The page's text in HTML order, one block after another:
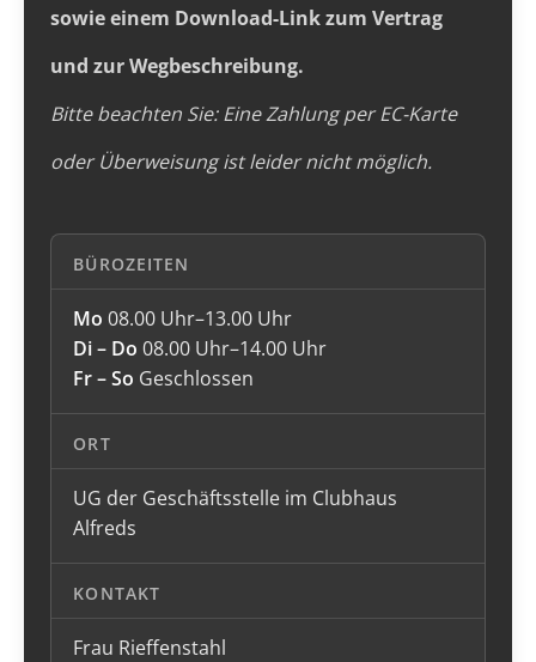
sowie einem Download-Link zum Vertrag
und zur Wegbeschreibung.
Bitte beachten Sie: Eine Zahlung per EC-Karte
oder Überweisung ist leider nicht möglich.
BÜROZEITEN
Mo 08.00 Uhr–13.00 Uhr
Di – Do 08.00 Uhr–14.00 Uhr
Fr – So Geschlossen
ORT
UG der Geschäftsstelle im Clubhaus
Alfreds
KONTAKT
Frau Rieffenstahl